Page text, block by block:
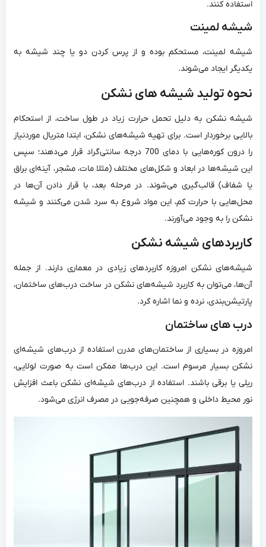
استفاده کنند.
شیشه لمینت
شیشه لمینت، مستحکم بوده و از پرس کردن دو یا چند شیشه به
یکدیگر ایجاد می‌شوند.
نحوه تولید شیشه ‌های نشکن
شیشه‌ نشکن به دلیل تحمل حرارت زیاد در طول ساخت، از استحکام
بالایی برخوردار است. برای تهیه‌ شیشه‌های نشکن، ابتدا متریال موردنیاز
را درون کوره‌هایی با دمای 700 درجه سانتی‌گراد قرار می‌دهند؛ سپس
این شیشه‌ها در ابعاد و شکل‌های مختلف (مثلا مات، مشجر، آینه‌ای براق
یا شفاف) قالب‌گیری می‌شوند. در مرحله‌ بعد، با قرار دادن آن‌ها در
محل‌هایی با حرارت کم، این مواد شروع به سرد شدن می‌کنند و شیشه
نشکن را به وجود می‌آورند.
کاربردهای شیشه نشکن
شیشه‌های نشکن امروزه کاربردهای زیادی در معماری دارند. از جمله
آن‌ها، می‌توان به کاربرد شیشه‌های نشکن در ساخت درب‌های ساختمان،
پارتیشن‌بندی، نرده و نما اشاره کرد.
درب ‌های ساختمان
امروزه در بسیاری از ساختمان‌های مدرن استفاده از درب‌های شیشه‌‌ای
نشکن بسیار مرسوم است. این درب‌ها ممکن است به صورت لولایی،
ریلی یا برقی باشند. استفاده از درب‌های شیشه‌ای نشکن باعث افزایش
نور محیط داخلی و همچنین صرفه‌جویی در مصرف انرژی می‌شود.